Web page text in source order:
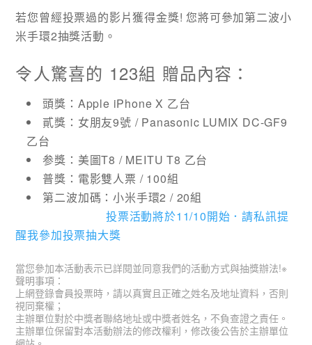
若您曾經投票過的影片獲得金獎! 您將可參加第二波小
米手環2抽獎活動。
令人驚喜的 123組 贈品內容：
頭獎：Apple iPhone X 乙台
貳獎：女朋友9號 / Panasonic LUMIX DC-GF9
乙台
参獎：美圖T8 / MEITU T8 乙台
普獎：電影雙人票 / 100組
第二波加碼：小米手環2 / 20組
投票活動將於11/10開始．請私訊提
醒我參加投票抽大獎
當您參加本活動表示已詳閱並同意我們的活動方式與抽獎辦法!※
聲明事項：
上網登錄會員投票時，請以真實且正確之姓名及地址資料，否則
視同棄權；
主辦單位對於中獎者聯絡地址或中獎者姓名，不負查證之責任。
主辦單位保留對本活動辦法的修改權利，修改後公告於主辦單位